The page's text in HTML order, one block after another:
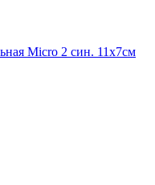
Micro 2 син. 11х7см